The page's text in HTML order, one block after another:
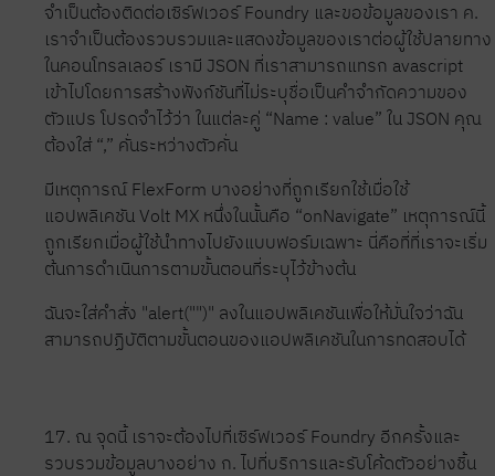
จำเป็นต้องติดต่อเซิร์ฟเวอร์ Foundry และขอข้อมูลของเรา ค.
เราจำเป็นต้องรวบรวมและแสดงข้อมูลของเราต่อผู้ใช้ปลายทาง
ในคอนโทรลเลอร์ เรามี JSON ที่เราสามารถแทรก avascript
เข้าไปโดยการสร้างฟังก์ชันที่ไม่ระบุชื่อเป็นคำจำกัดความของ
ตัวแปร โปรดจำไว้ว่า ในแต่ละคู่ “Name : value” ใน JSON คุณ
ต้องใส่ “,” คั่นระหว่างตัวคั่น
มีเหตุการณ์ FlexForm บางอย่างที่ถูกเรียกใช้เมื่อใช้
แอปพลิเคชัน Volt MX หนึ่งในนั้นคือ “onNavigate” เหตุการณ์นี้
ถูกเรียกเมื่อผู้ใช้นำทางไปยังแบบฟอร์มเฉพาะ นี่คือที่ที่เราจะเริ่ม
ต้นการดำเนินการตามขั้นตอนที่ระบุไว้ข้างต้น
ฉันจะใส่คำสั่ง "alert("")" ลงในแอปพลิเคชันเพื่อให้มั่นใจว่าฉัน
สามารถปฏิบัติตามขั้นตอนของแอปพลิเคชันในการทดสอบได้
17. ณ จุดนี้ เราจะต้องไปที่เซิร์ฟเวอร์ Foundry อีกครั้งและ
รวบรวมข้อมูลบางอย่าง ก. ไปที่บริการและรับโค้ดตัวอย่างชิ้น